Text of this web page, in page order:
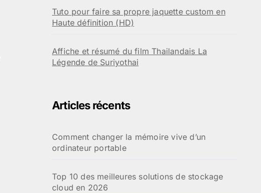
Tuto pour faire sa propre jaquette custom en
Haute définition (HD)
Affiche et résumé du film Thailandais La
Légende de Suriyothai
Articles récents
Comment changer la mémoire vive d’un
ordinateur portable
Top 10 des meilleures solutions de stockage
cloud en 2026